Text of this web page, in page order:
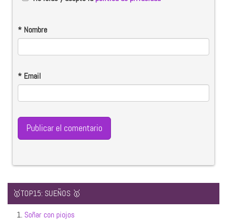
* Nombre
* Email
🥇TOP15: SUEÑOS 🥇
1. Soñar con piojos